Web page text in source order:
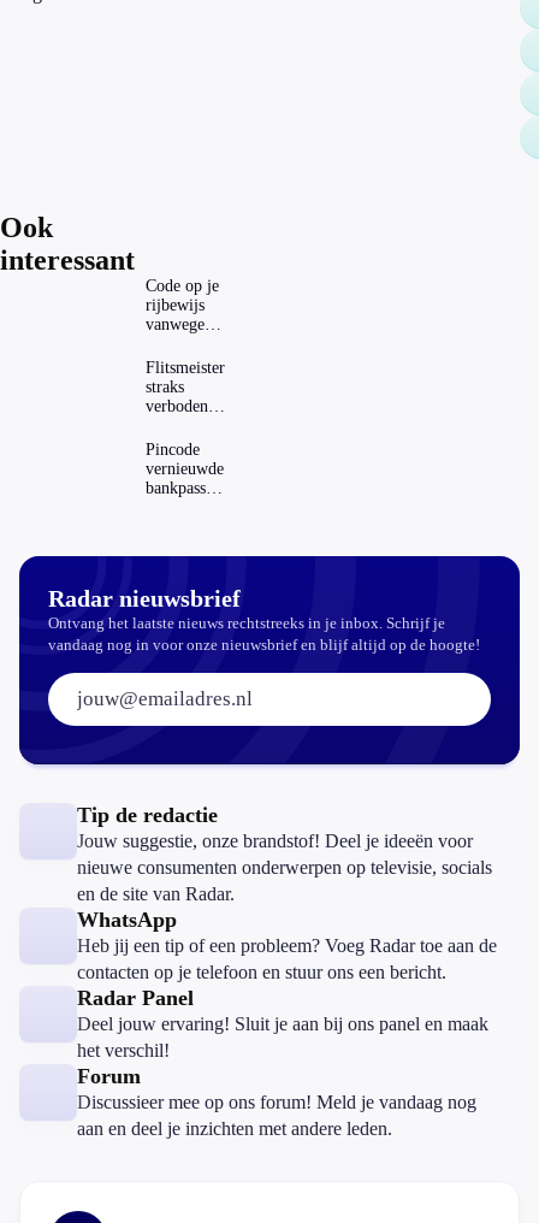
Ook
interessant
Code op je
rijbewijs
vanwege
autisme?
Zo
verwijder
Flitsmeister
straks
verboden?
regels in
Nederland
en het
buitenland
Pincode
vernieuwde
bankpassen
Radar nieuwsbrief
Ontvang het laatste nieuws rechtstreeks in je inbox. Schrijf je
vandaag nog in voor onze nieuwsbrief en blijf altijd op de hoogte!
E-mailadres:
Tip de redactie
Jouw suggestie, onze brandstof! Deel je ideeën voor
nieuwe consumenten onderwerpen op televisie, socials
en de site van Radar.
WhatsApp
Heb jij een tip of een probleem? Voeg Radar toe aan de
contacten op je telefoon en stuur ons een bericht.
Radar Panel
Deel jouw ervaring! Sluit je aan bij ons panel en maak
het verschil!
Forum
Discussieer mee op ons forum! Meld je vandaag nog
aan en deel je inzichten met andere leden.